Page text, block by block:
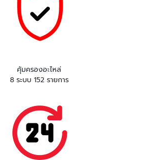
คุ้มครองอะไหล่
8 ระบบ 152 รายการ